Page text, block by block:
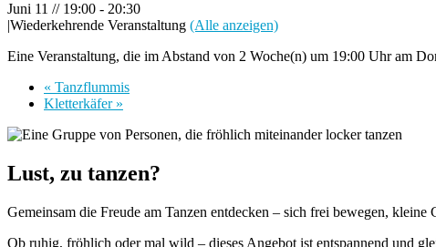
Juni 11 // 19:00 - 20:30
|Wiederkehrende Veranstaltung (Alle anzeigen)
Eine Veranstaltung, die im Abstand von 2 Woche(n) um 19:00 Uhr am
« Tanzflummis
Kletterkäfer »
Lust, zu tanzen?
Gemeinsam die Freude am Tanzen entdecken – sich frei bewegen,
Ob ruhig, fröhlich oder mal wild – dieses Angebot ist entspannend und